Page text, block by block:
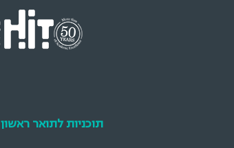
תוכניות לתואר ראשון